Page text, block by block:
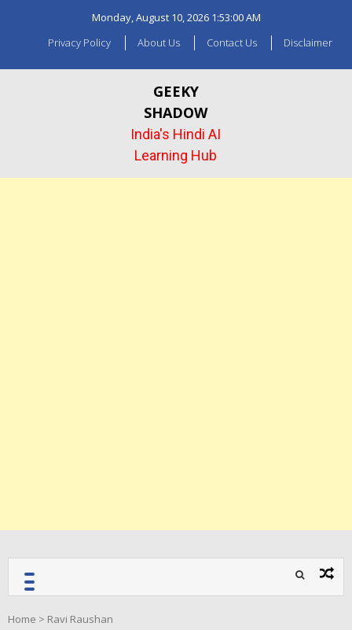
Monday, August 10, 2026 1:53:01 AM
Privacy Policy
About Us Contact Us Disclaimer
GEEKY
SHADOW
India's Hindi AI
Learning Hub
Home > Ravi Raushan